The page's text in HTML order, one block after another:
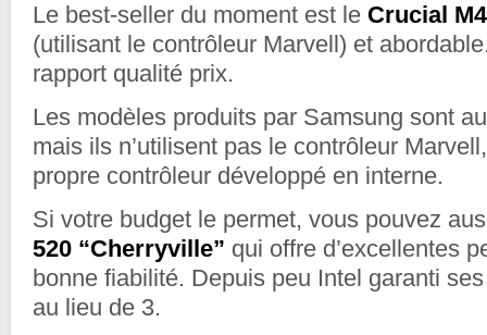
Le best-seller du moment est le Crucial M4
(utilisant le contrôleur Marvell) et
rapport qualité prix.
Les modèles produits par Samsung sont
mais ils n’utilisent pas le contrôleur
propre contrôleur développé en interne.
Si votre budget le permet, vous pouvez
520 “Cherryville” qui offre d’excellentes
bonne fiabilité. Depuis peu Intel garanti
au lieu de 3.